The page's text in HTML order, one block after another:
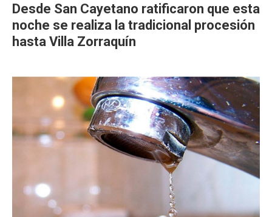
Desde San Cayetano ratificaron que esta
noche se realiza la tradicional procesión
hasta Villa Zorraquín